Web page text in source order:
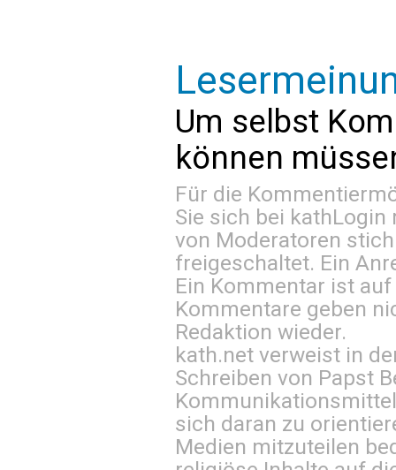
Um selbst
können
Für die
Sie sich bei kathLogin
von Moderatoren
freigeschaltet. Ein
Ein Kommentar ist
Kommentare geben
Redaktion wieder.
kath.net verweist in
Schreiben von Papst
sich daran zu
Medien mitzuteilen